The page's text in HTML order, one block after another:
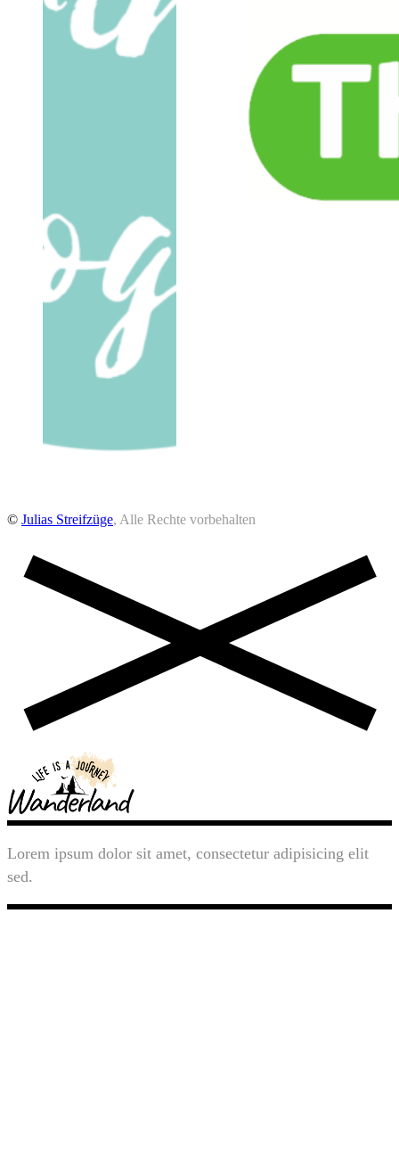
© Julias Streifzüge, Alle Rechte vorbehalten
Lorem ipsum dolor sit amet, consectetur adipisicing elit
sed.